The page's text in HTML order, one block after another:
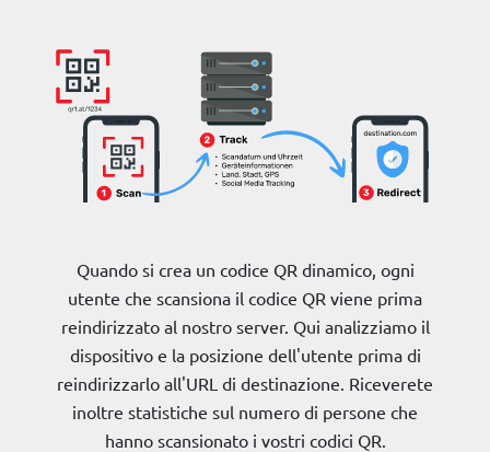
Quando si crea un codice QR dinamico, ogni
utente che scansiona il codice QR viene prima
reindirizzato al nostro server. Qui analizziamo il
dispositivo e la posizione dell'utente prima di
reindirizzarlo all'URL di destinazione. Riceverete
inoltre statistiche sul numero di persone che
hanno scansionato i vostri codici QR.